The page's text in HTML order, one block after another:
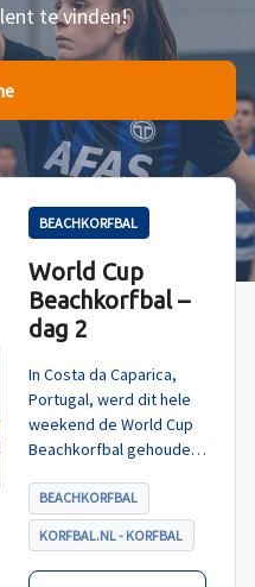
te vinden!
BEACHKORFBAL
World Cup
Beachkorfbal –
dag 2
In Costa da Caparica,
Portugal, werd dit hele
weekend de World Cup
Beachkorfbal gehouden.
tegen België, die
eindigde in shoot-outs,
was het Nederland dat
er met het goud vandoor
BEACHKORFBAL
KORFBAL.NL - KORFBAL